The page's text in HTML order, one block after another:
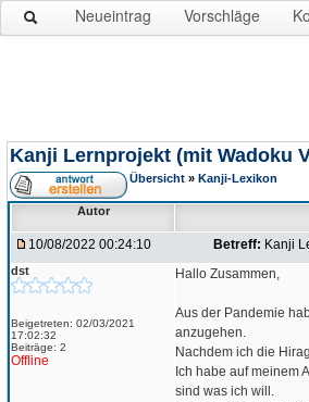
Neueintrag Vorschläge
Kanji Lernprojekt (mit Wadoku
Übersicht » Kanji-Lexikon
Autor
10/08/2022 00:24:10 Betreff: Kanji
dst
Beigetreten: 02/03/2021
17:02:32
Beiträge: 2
Offline
Hallo Zusammen,
Aus der Pandemie
anzugehen.
Nachdem ich die
Ich habe auf meinem
sind was ich will.